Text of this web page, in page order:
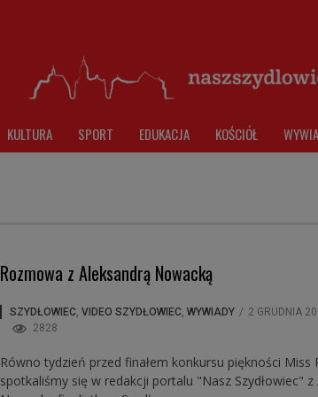
KULTURA SPORT EDUKACJA KOŚCIÓŁ
Rozmowa z Aleksandrą Nowacką
SZYDŁOWIEC, VIDEO SZYDŁOWIEC, WYWIADY / 2 GRUDNIA
2828
Równo tydzień przed finałem konkursu piękności Miss
spotkaliśmy się w redakcji portalu "Nasz Szydłowiec" z